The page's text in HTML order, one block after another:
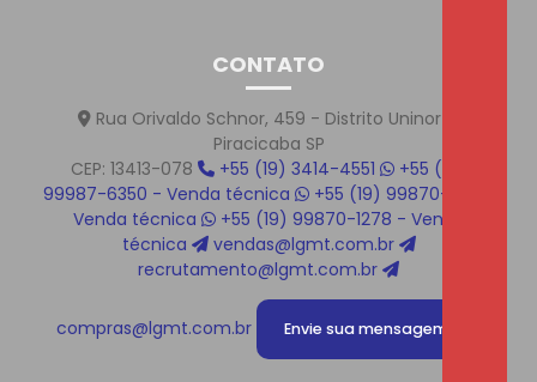
CONTATO
Rua Orivaldo Schnor, 459 - Distrito Uninorte
Piracicaba SP
CEP: 13413-078
+55 (19) 3414-4551
+55 (19)
99987-6350 - Venda técnica
+55 (19) 99870-1219 -
Venda técnica
+55 (19) 99870-1278 - Venda
técnica
vendas@lgmt.com.br
recrutamento@lgmt.com.br
compras@lgmt.com.br Envie sua mensagem!